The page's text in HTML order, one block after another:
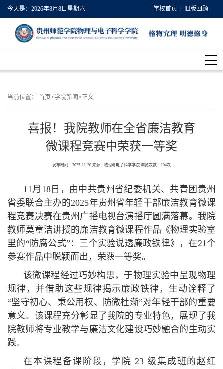
今天是： 2026年8月8日星期六 | 旧版回顾
学校首页
当前位置： 首页>学院新闻>正文
喜报！我院教师在全省廉洁教育
微课程竞赛中荣获一等奖
发布时间： 2025-11-20 来源： 物理与电子科学学院 浏览次数： 104次
11月18日，由中共贵州省纪委机关、共青团贵州
省委联合主办的2025年贵州省年轻干部廉洁教育微课
程竞赛决赛在贵州广播电视台演播厅圆满落幕。我院
教师莫章洁讲授的廉洁教育微课程作品《物理实验室
里的“防腐公式”：三个实验说透廉政铁律》，在21个
参赛作品中脱颖而出，荣获一等奖。
该微课程经过巧妙构思，于物理实验中呈现物理
规律，并借助这些规律揭示廉政铁律，生动诠释了
“坚守初心、秉公用权、防微杜渐”对年轻干部的重要
意义。该课程充分彰显了我院的专业特色，展现了我
院教师将专业教学与廉洁文化建设巧妙融合的生动实
践。
在本课程备课阶段，学院 23 级集成班的赵红